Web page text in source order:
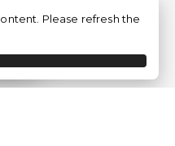
Please refresh the